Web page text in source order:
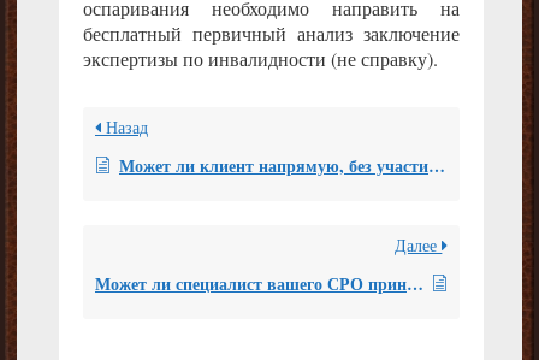
оспаривания необходимо направить на
бесплатный первичный анализ заключение
экспертизы по инвалидности (не справку).
Назад
Может ли клиент напрямую, без участия специалиста отдела рецензирования, связываться с рецензентом?
Далее
Может ли специалист вашего СРО принять участие в судебном заседании и оспорить результаты проведенной судебной экспертизы, без написания письменной рецензии на данную экспертизу?